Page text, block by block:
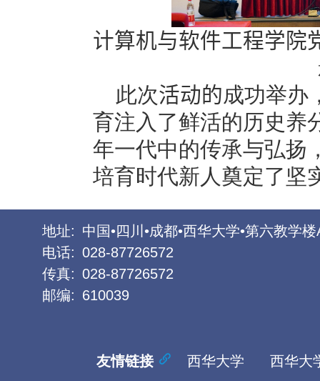
计算机与软件工程学院
此次活动的成功举办
育注入了鲜活的历史养
年一代中的传承与弘扬
培育时代新人奠定了坚
地址: 中国•四川•成都•西华大学•第六教学楼
电话: 028-87726572
传真: 028-87726572
邮编: 610039
友情链接 西华大学
西华大